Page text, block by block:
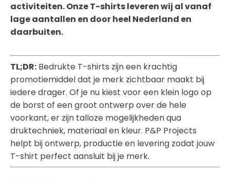
activiteiten. Onze T-shirts leveren wij al vanaf
lage aantallen en door heel Nederland en
daarbuiten.
TL;DR: Bedrukte T-shirts zijn een krachtig
promotiemiddel dat je merk zichtbaar maakt bij
iedere drager. Of je nu kiest voor een klein logo op
de borst of een groot ontwerp over de hele
voorkant, er zijn talloze mogelijkheden qua
druktechniek, materiaal en kleur. P&P Projects
helpt bij ontwerp, productie en levering zodat jouw
T-shirt perfect aansluit bij je merk.